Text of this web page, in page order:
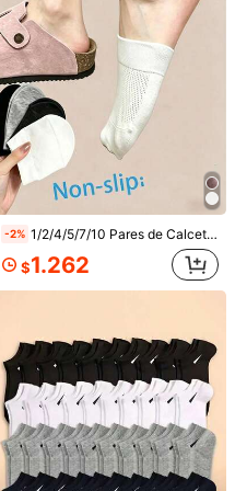
5/10/15/20/30 pares de calcetines cortos de verano de unicolor para mujer, calcetines cortos para mujer, calcetines tipo barco para hombre, calcetines cortos casuales de verano para hombre, calcetines finos de tobillo y calcetines tipo barco de corte bajo, calcetines transpirables y cómodos, calcetines tipo barco para mujer, calcetines para niñas, calcetines para estudiantes, adecuados para el hogar, el trabajo, el transporte, los viajes, calcetines desechables.
$ 3.490
-2% 1/2/4/5/7/10 Pares de Calcetines versátiles de malla con palma media, Calcetines tobilleros sólidos en negro/blanco/gris, Calcetines invisibles sin mostrar, Diseño antideslizante, Calcetines finos y transpirables para mocasines para primavera/verano
$1.262